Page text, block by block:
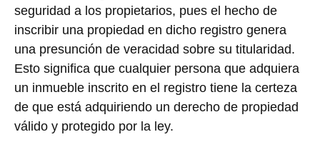
seguridad a los propietarios, pues el hecho de
inscribir una propiedad en dicho registro genera
una presunción de veracidad sobre su titularidad.
Esto significa que cualquier persona que adquiera
un inmueble inscrito en el registro tiene la certeza
de que está adquiriendo un derecho de propiedad
válido y protegido por la ley.